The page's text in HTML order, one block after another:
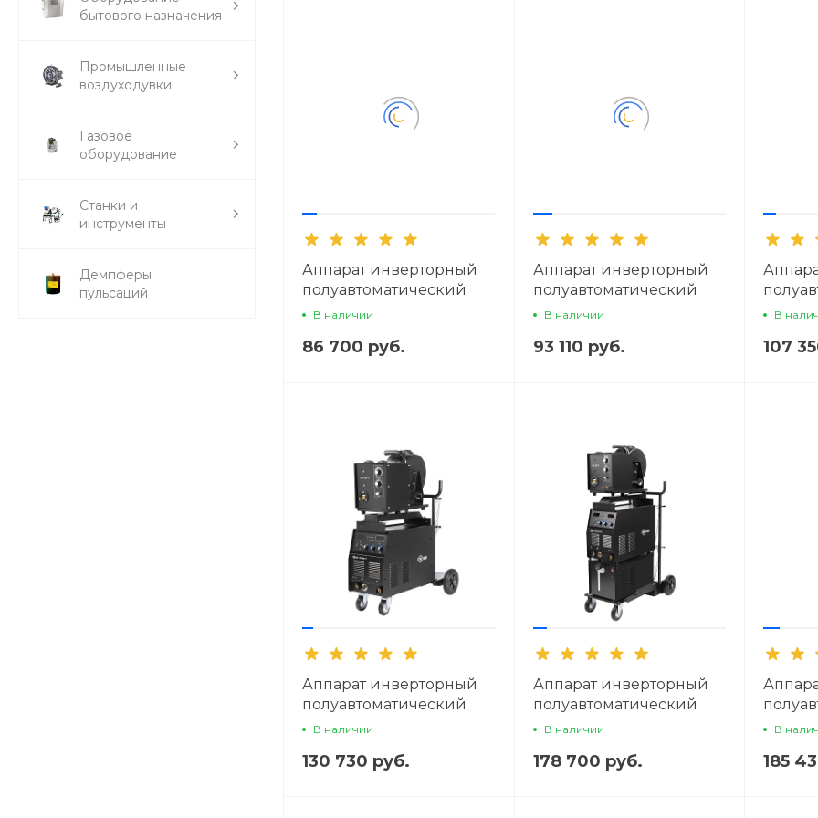
бытового назначения
Промышленные
воздуходувки
Газовое
оборудование
Станки и
инструменты
Демпферы
пульсаций
Аппарат инверторный
полуавтоматический
сварки ПТК ПРОФИ MIG
В наличии
86 700 руб.
Аппарат инверторный
полуавтоматический
сварки ПТК ПРОФИ MIG
В наличии
93 110 руб.
В
107
Аппарат инверторный
полуавтоматический
сварки ПТК ПРОФИ MIG
В наличии
130 730 руб.
Аппарат инверторный
полуавтоматический
сварки ПТК ПРОФИ MIG
В наличии
178 700 руб.
В
185